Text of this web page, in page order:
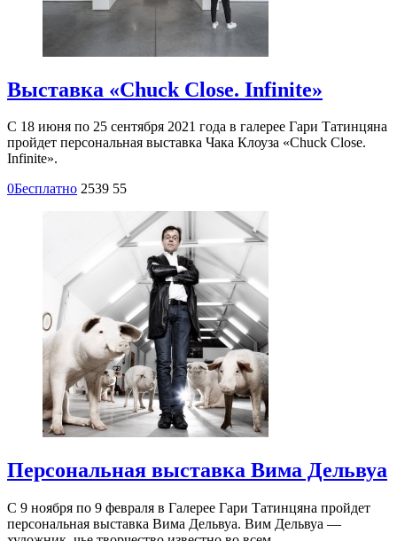
Выставка «Chuck Close. Infinite»
С 18 июня по 25 сентября 2021 года в галерее Гари Татинцяна
пройдет персональная выставка Чака Клоуза «Chuck Close.
Infinite».
0Бесплатно 2539 55
Персональная выставка Вима Дельвуа
С 9 ноября по 9 февраля в Галерее Гари Татинцяна пройдет
персональная выставка Вима Дельвуа. Вим Дельвуа —